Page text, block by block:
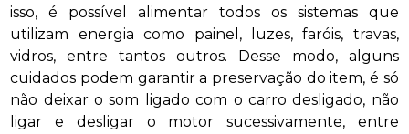
isso, é possível alimentar todos os sistemas que
utilizam energia como painel, luzes, faróis, travas,
vidros, entre tantos outros. Desse modo, alguns
cuidados podem garantir a preservação do item, é só
não deixar o som ligado com o carro desligado, não
ligar e desligar o motor sucessivamente, entre